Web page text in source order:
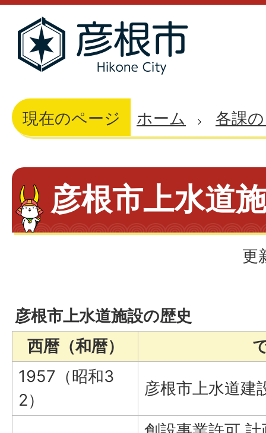
現在のページ ホーム 各課
彦根市上水道
更
彦根市上水道施設の歴史
西暦（和暦）
1957（昭和3
2）
彦根市上水道建